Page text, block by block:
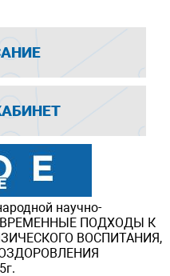
научно-
ПОДХОДЫ К
ВОСПИТАНИЯ,